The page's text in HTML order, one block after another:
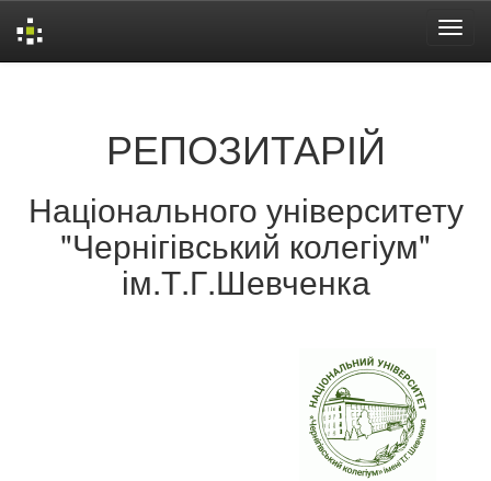
РЕПОЗИТАРІЙ
Національного університету
"Чернігівський колегіум"
ім.Т.Г.Шевченка